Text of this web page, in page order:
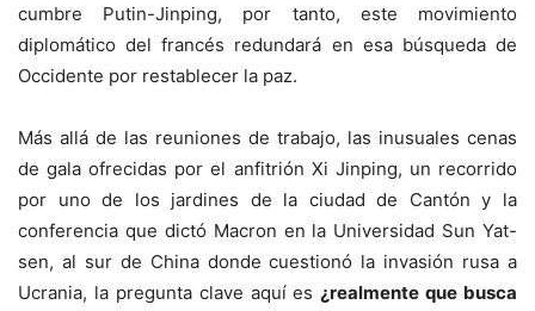
cumbre Putin-Jinping, por tanto, este movimiento
diplomático del francés redundará en esa búsqueda de
Occidente por restablecer la paz.
Más allá de las reuniones de trabajo, las inusuales cenas
de gala ofrecidas por el anfitrión Xi Jinping, un recorrido
por uno de los jardines de la ciudad de Cantón y la
conferencia que dictó Macron en la Universidad Sun Yat-
sen, al sur de China donde cuestionó la invasión rusa a
Ucrania, la pregunta clave aquí es¿realmente que busca